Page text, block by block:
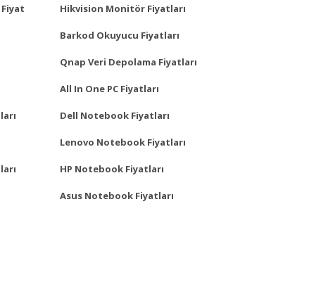
Hikvision Monitör Fiyatları
Barkod Okuyucu Fiyatları
Qnap Veri Depolama Fiyatları
All In One PC Fiyatları
Dell Notebook Fiyatları
Lenovo Notebook Fiyatları
HP Notebook Fiyatları
Asus Notebook Fiyatları